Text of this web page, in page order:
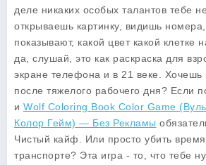
деле никаких особых талантов тебе
открываешь картинку, видишь
показывают, какой цвет какой клетке
да, слушай, это как раскраска для
экране телефона и в 21 веке. Хочешь
после тяжелого рабочего дня? Если
и Wolf Coloring Book Color Game
Колор Гейм) — Без Рекламы
Чистый кайф. Или просто убить
транспорте? Эта игра - то, что тебе